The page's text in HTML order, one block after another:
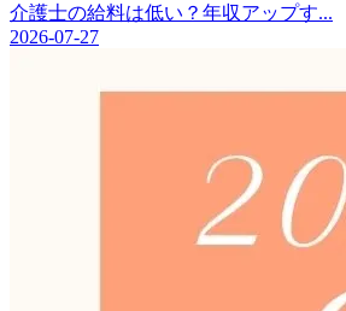
介護士の給料は低い？年収アップす...
2026-07-27